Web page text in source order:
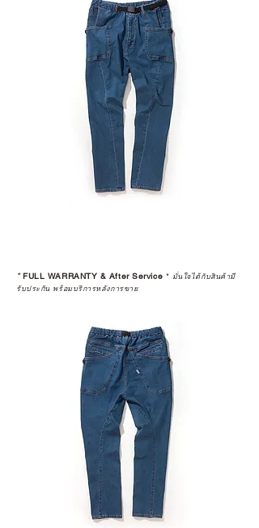
*FULL WARRANTY & After Service * มั่นใจได้กับสินค้ามี
รับประกัน พร้อมบริการหลังการขาย